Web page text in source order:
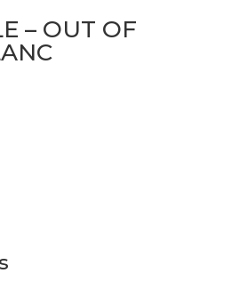
– OUT OF